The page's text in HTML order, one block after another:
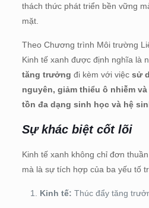
thách thức phát triển bền vững
mặt.
Theo Chương trình Môi trường
Kinh tế xanh được định nghĩa là
tăng trưởng đi kèm với việc sử
nguyên, giảm thiểu ô nhiễm
tồn đa dạng sinh học và hệ
Sự khác biệt cốt lõi
Kinh tế xanh không chỉ đơn
mà là sự tích hợp của ba yếu tố
Kinh tế: Thúc đẩy tăng